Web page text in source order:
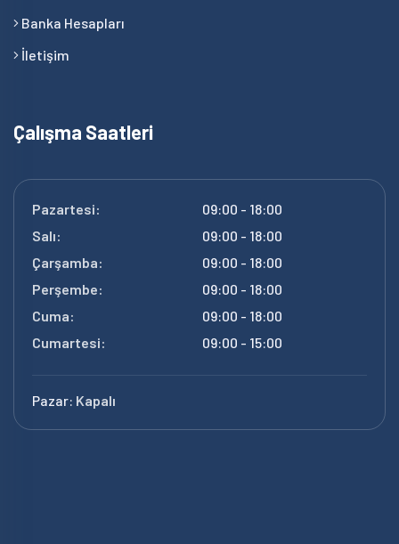
Banka Hesapları
İletişim
Çalışma Saatleri
Pazartesi:
09:00 - 18:00
Salı:
09:00 - 18:00
Çarşamba:
09:00 - 18:00
Perşembe:
09:00 - 18:00
Cuma:
09:00 - 18:00
Cumartesi:
09:00 - 15:00
Pazar: Kapalı